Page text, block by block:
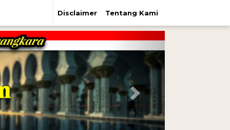
Disclaimer Tentang Kami
Next